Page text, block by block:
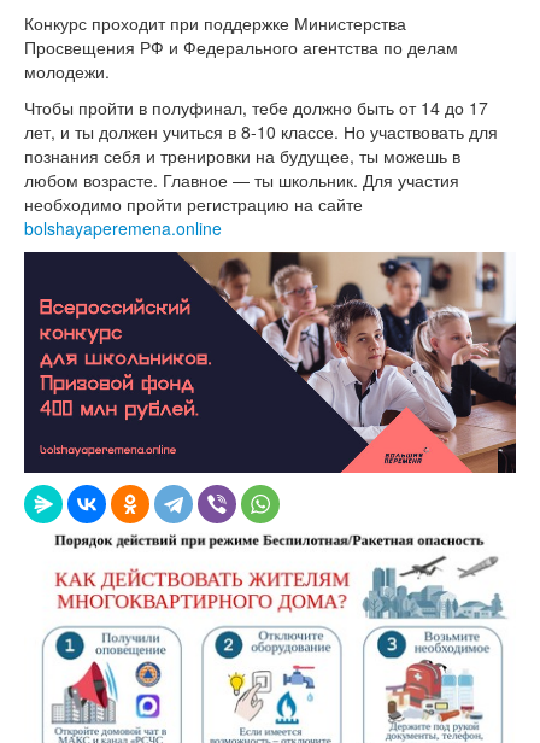
Конкурс проходит при поддержке Министерства
Просвещения РФ и Федерального агентства по делам
молодежи.
Чтобы пройти в полуфинал, тебе должно быть от 14 до 17
лет, и ты должен учиться в 8-10 классе. Но участвовать для
познания себя и тренировки на будущее, ты можешь в
любом возрасте. Главное — ты школьник. Для участия
необходимо пройти регистрацию на сайте
bolshayaperemena.online